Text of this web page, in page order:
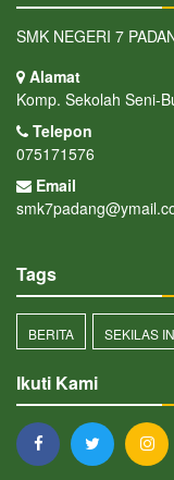
SMK NEGERI 7
Alamat
Komp. Sekolah Seni-
Telepon
075171576
Email
Tags
BERITA SEKILAS
Ikuti Kami